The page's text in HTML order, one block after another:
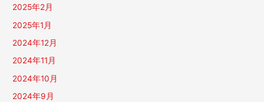
2025年2月
2025年1月
2024年12月
2024年11月
2024年10月
2024年9月